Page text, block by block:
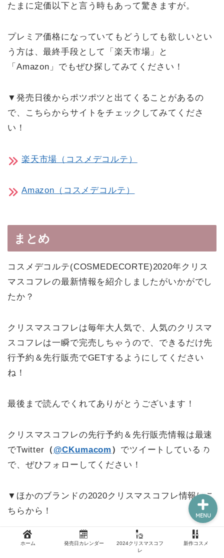
たまに定価以下と言う時もあって驚きますが。
プレミア価格になっていてもどうしても欲しいとい
う方は、最終手段として「楽天市場」と
「Amazon」でもぜひ探してみてください！
▼発売日後からポツポツと出てくることがあるの
で、こちらからサイトをチェックしてみてくださ
い！
楽天市場（コスメデコルテ）
Amazon（コスメデコルテ）
まとめ
コスメデコルテ(COSMEDECORTE)2020年クリス
マスコフレの最新情報を紹介しましたがいかがでし
たか？
クリスマスコフレは毎年大人気で、人気のクリスマ
スコフレは一瞬で完売しちゃうので、できるだけ先
行予約＆先行販売でGETするようにしてください
ね！
最後まで読んでくれてありがとうございます！
クリスマスコフレの先行予約＆先行販売情報は最速
でTwitter （ @CKumacom ） でツイートしているの
で、ぜひフォローしてください！
▼ほかのブランドの2020クリスマスコフレ情報はこ
ちらから！
rms beauty RMK｜アディクション｜ANNA SUI｜
ホーム 発売日カレンダー
2024クリスマスコフ
レ
新作コスメ
MENU
クリスマスコフレ
コスメ福袋